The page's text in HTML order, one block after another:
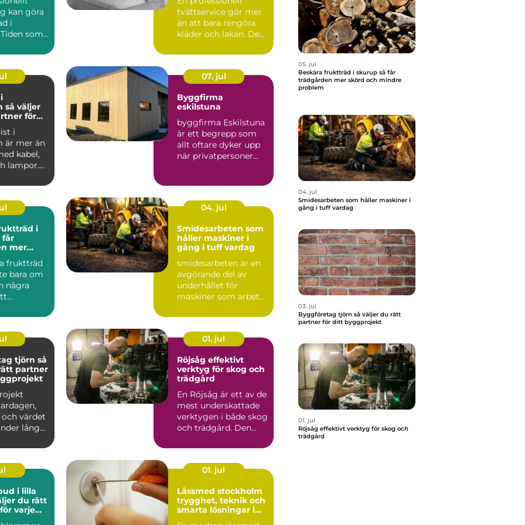
kan göra
i
som
tvättservice gör mer
än att bara rengöra
kläder och lakan. Den
för
i
är mer än
kabel,
lampor.
07. jul
Byggfirma
eskilstuna
byggfirma Eskilstuna
är ett begrepp som
allt oftare dyker upp
när privatpersoner
i
mer
fruktträd
bara om
några
04. jul
Smidesarbeten som
håller maskiner i
gång i tuff vardag
smidesarbeten är en
avgörande del av
underhållet för
maskiner som arbetar
bygg, ...
tjörn så
partner
värdet
lång
01. jul
Röjsåg effektivt
verktyg för skog och
trädgård
En Röjsåg är ett av de
mest underskattade
verktygen i både skog
och trädgård. Den
i lilla
varje
01. jul
Låssmed stockholm
trygghet, teknik och
smarta lösningar i
05. jul
Beskära fruktträd i skurup så får
trädgården mer skörd och mindre
problem
04. jul
Smidesarbeten som håller maskiner i
gång i tuff vardag
03. jul
Byggföretag tjörn så väljer du rätt
partner för ditt byggprojekt
01. jul
Röjsåg effektivt verktyg för skog och
trädgård